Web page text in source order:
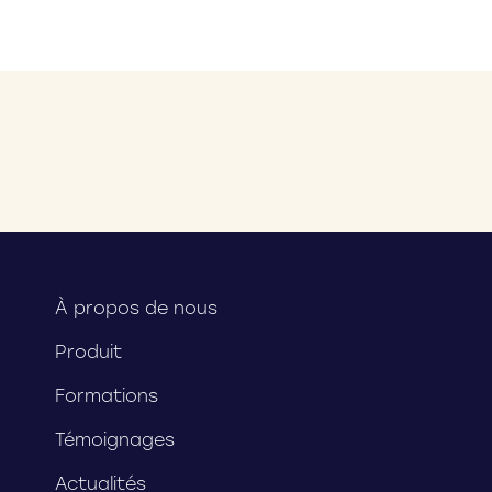
À propos de nous
Produit
Formations
Témoignages
Actualités